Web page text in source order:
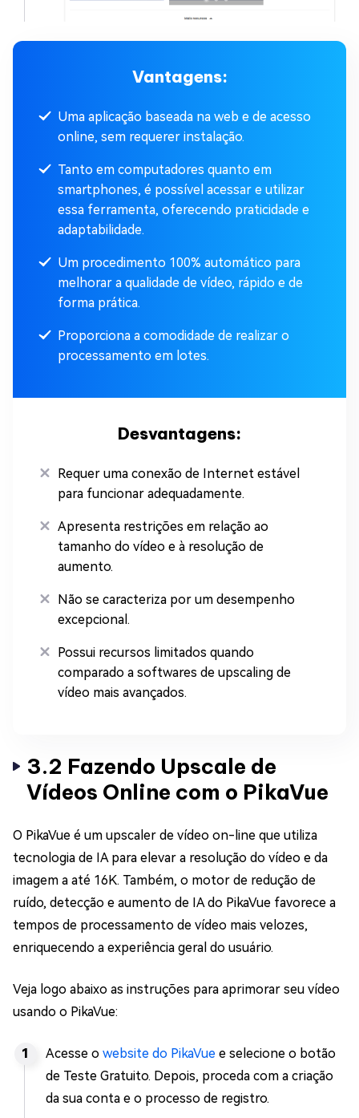
Vantagens:
Uma aplicação baseada na web e de acesso
online, sem requerer instalação.
Tanto em computadores quanto em
smartphones, é possível acessar e utilizar
essa ferramenta, oferecendo praticidade e
adaptabilidade.
Um procedimento 100% automático para
melhorar a qualidade de vídeo, rápido e de
forma prática.
Proporciona a comodidade de realizar o
processamento em lotes.
Desvantagens:
Requer uma conexão de Internet estável
para funcionar adequadamente.
Apresenta restrições em relação ao
tamanho do vídeo e à resolução de
aumento.
Não se caracteriza por um desempenho
excepcional.
Possui recursos limitados quando
comparado a softwares de upscaling de
vídeo mais avançados.
3.2 Fazendo Upscale de
Vídeos Online com o PikaVue
O PikaVue é um upscaler de vídeo on-line que utiliza
tecnologia de IA para elevar a resolução do vídeo e da
imagem a até 16K. Também, o motor de redução de
ruído, detecção e aumento de IA do PikaVue favorece a
tempos de processamento de vídeo mais velozes,
enriquecendo a experiência geral do usuário.
Veja logo abaixo as instruções para aprimorar seu vídeo
usando o PikaVue:
Acesse o website do PikaVue e selecione o botão
de Teste Gratuito. Depois, proceda com a criação
da sua conta e o processo de registro.